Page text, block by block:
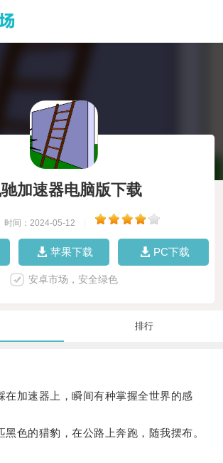
驰加速器电脑版下载
时间：2024-05-12
苹果下载 PC下载
安卓市场，安全绿色
排行
加速器上，瞬间有种掌握全世界的感
的猎豹，在公路上奔跑，随我摆布。